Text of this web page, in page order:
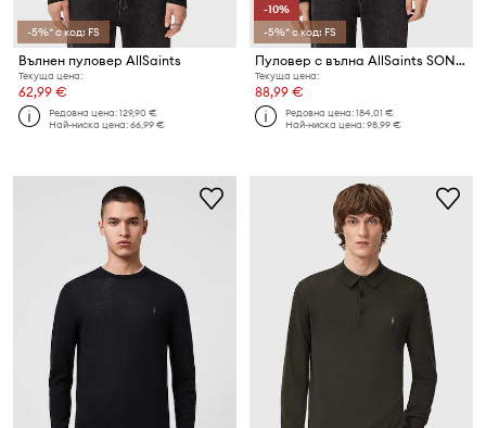
-5%* с код: FS
Вълнен пуловер AllSaints
Текуща цена:
62,99 €
Редовна цена:129,90 €
Най-ниска цена:66,99 €
-10%
-5%* с код: FS
Пуловер с вълна AllSaints SONNY
Текуща цена:
88,99 €
Редовна цена:184,01 €
Най-ниска цена:98,99 €